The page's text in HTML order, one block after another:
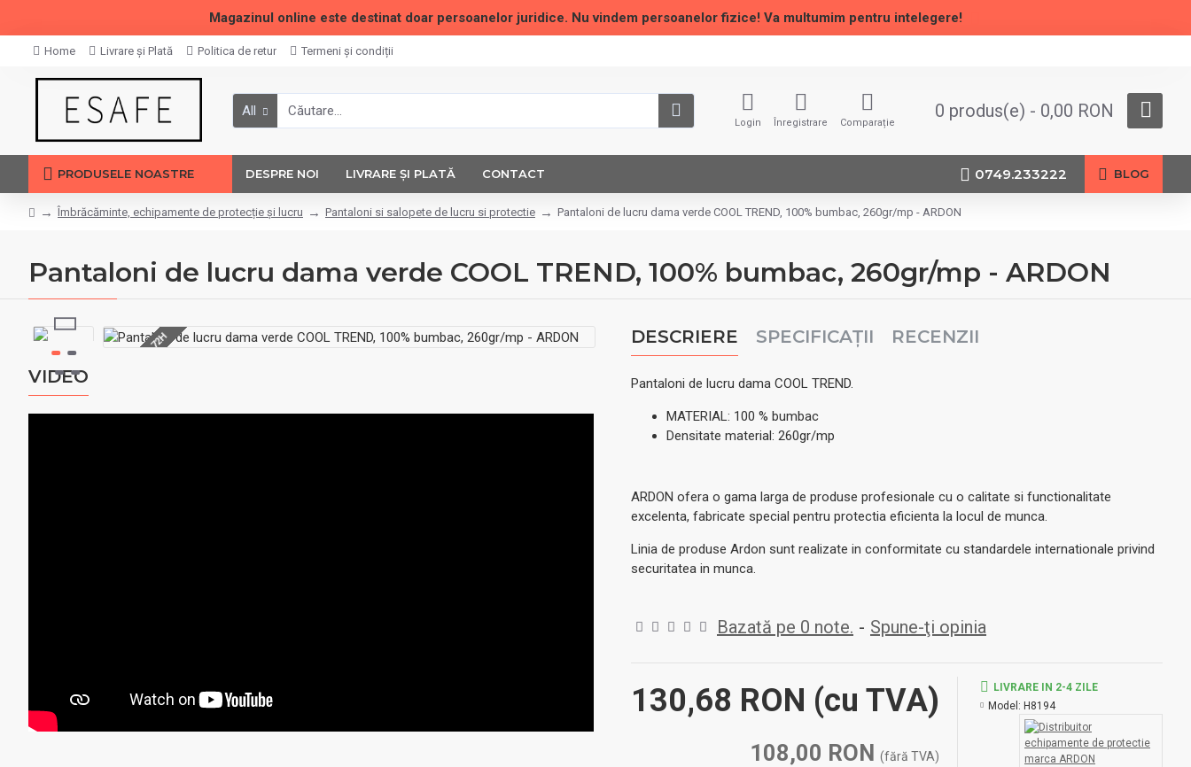
Magazinul online este destinat doar persoanelor juridice. Nu vindem persoanelor fizice! Va multumim pentru intelegere!
Home Livrare și Plată Politica de retur Termeni și condiții
All
Login Înregistrare Comparație
0 produs(e) - 0,00 RON
PRODUSELE NOASTRE DESPRE NOI LIVRARE ȘI PLATĂ CONTACT 0749.233222 BLOG
Îmbrăcăminte, echipamente de protecție și lucru Pantaloni si salopete de lucru si protectie Pantaloni de lucru dama verde COOL TREND, 100% bumbac, 260gr/mp - ARDON
Pantaloni de lucru dama verde COOL TREND, 100% bumbac, 260gr/mp - ARDON
LIVRARE 48-72H
VIDEO
DESCRIERE SPECIFICAȚII RECENZII
Pantaloni de lucru dama COOL TREND.
MATERIAL: 100 % bumbac
Densitate material: 260gr/mp
ARDON ofera o gama larga de produse profesionale cu o calitate si functionalitate
excelenta, fabricate special pentru protectia eficienta la locul de munca.
Linia de produse Ardon sunt realizate in conformitate cu standardele internationale privind
securitatea in munca.
Bazată pe 0 note. - Spune-ţi opinia
108,00 RON (fără TVA)
130,68 RON (cu TVA)
LIVRARE IN 2-4 ZILE
Model: H8194